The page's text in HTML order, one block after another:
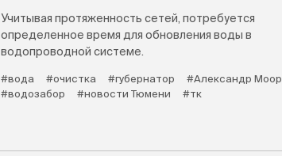
Учитывая протяженность сетей, потребуется
определенное время для обновления воды в
водопроводной системе.
#вода #очистка #губернатор
#Александр Моор
#водозабор
#новости Тюмени #тк